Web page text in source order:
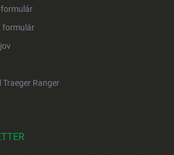
formulár
Ranger